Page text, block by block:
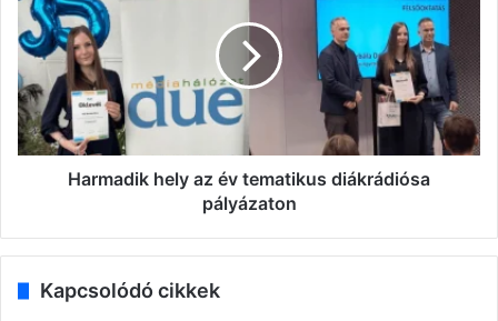
az
év
tematikus
diákrádiósa
pályázaton
Harmadik hely az év tematikus diákrádiósa
pályázaton
Kapcsolódó cikkek